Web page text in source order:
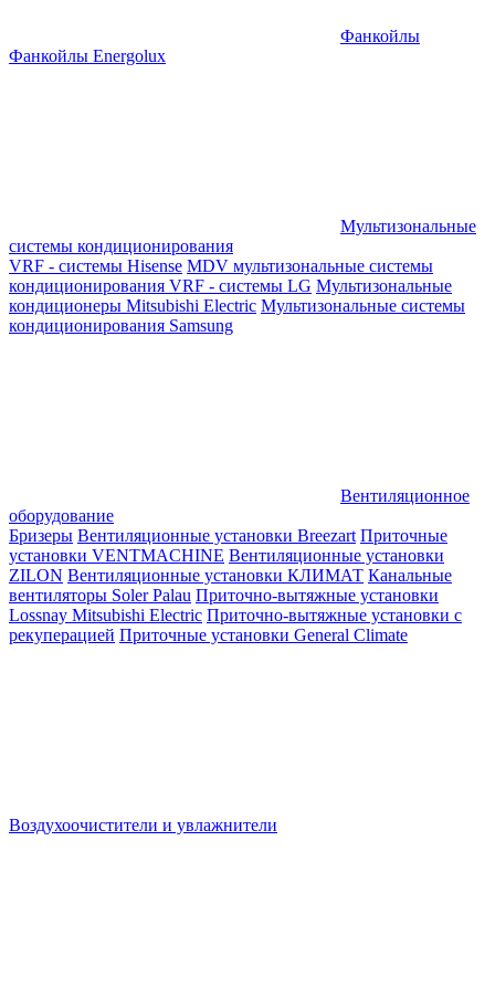
Фанкойлы
Фанкойлы Energolux
Мультизональные
системы кондиционирования
VRF - системы Hisense MDV мультизональные системы
кондиционирования VRF - системы LG Мультизональные
кондиционеры Mitsubishi Electric Мультизональные системы
кондиционирования Samsung
Вентиляционное
оборудование
Бризеры Вентиляционные установки Breezart Приточные
установки VENTMACHINE Вентиляционные установки
ZILON Вентиляционные установки КЛИМАТ Канальные
вентиляторы Soler Palau Приточно-вытяжные установки
Lossnay Mitsubishi Electric Приточно-вытяжные установки с
рекуперацией Приточные установки General Climate
Воздухоочистители и увлажнители